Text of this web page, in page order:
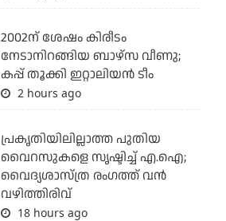
2002ന് ശേഷം കിരീടം
നേടാനിറങ്ങിയ ബാഴ്സ വീണു;
കപ്പ് തൂക്കി ഇറ്റാലിയൻ ടീം
2 hours ago
പ്രകൃതിയിലില്ലാത്ത പുതിയ
വൈറസുകളെ സൃഷ്ടിച്ച് എ.ഐ;
വൈദ്യശാസ്ത്ര രംഗത്ത് വന്‍
വഴിത്തിരിവ്
18 hours ago